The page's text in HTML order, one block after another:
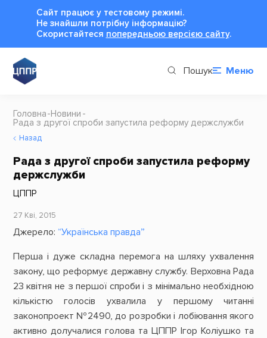
Сайт працює у тестовому режимі.
Не знайшли потрібну інформацію?
Cкористайтеся попередньою версією сайту.
Пошук Меню
Головна Новини
Рада з другої спроби запустила реформу держслужби
Назад
Рада з другої спроби запустила реформу
держслужби
ЦППР
27 Кві, 2015
Джерело: “Українська правда”
Перша і дуже складна перемога на шляху ухвалення
закону, що реформує державну службу. Верховна Рада
23 квітня не з першої спроби і з мінімально необхідною
кількістю голосів ухвалила у першому читанні
законопроект №2490, до розробки і лобіювання якого
активно долучалися голова та ЦППР Ігор Коліушко та